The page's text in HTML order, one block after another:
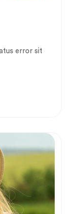
error sit